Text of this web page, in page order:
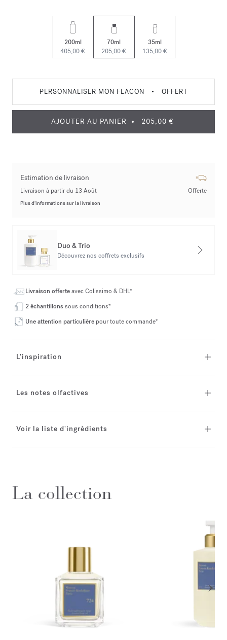
200ml
405,00 €
70ml
205,00 €
35ml
135,00 €
PERSONNALISER MON FLACON • OFFERT
AJOUTER AU PANIER 205,00 €
Estimation de livraison
Livraison à partir du 13 Août Offerte
Plus d’informations sur la livraison
Duo & Trio
Découvrez nos coffrets exclusifs
Livraison offerteavec Colissimo & DHL*
2 échantillonssous conditions*
Une attention particulière pour toute commande*
L'inspiration
Les notes olfactives
Voir la liste d'ingrédients
La collection